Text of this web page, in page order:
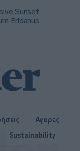
Sunset
Eridanus
Αγορές
Sustainability